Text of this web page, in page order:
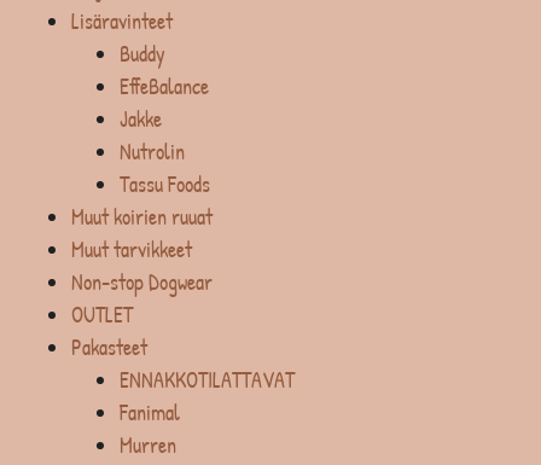
Lisäravinteet
Buddy
EffeBalance
Jakke
Nutrolin
Tassu Foods
Muut koirien ruuat
Muut tarvikkeet
Non-stop Dogwear
OUTLET
Pakasteet
ENNAKKOTILATTAVAT
Fanimal
Murren